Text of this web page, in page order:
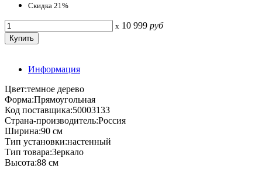
Скидка 21%
x 10 999 руб
Информация
Цвет:темное дерево
Форма:Прямоугольная
Код поставщика:50003133
Страна-производитель:Россия
Ширина:90 см
Тип установки:настенный
Тип товара:Зеркало
Высота:88 см